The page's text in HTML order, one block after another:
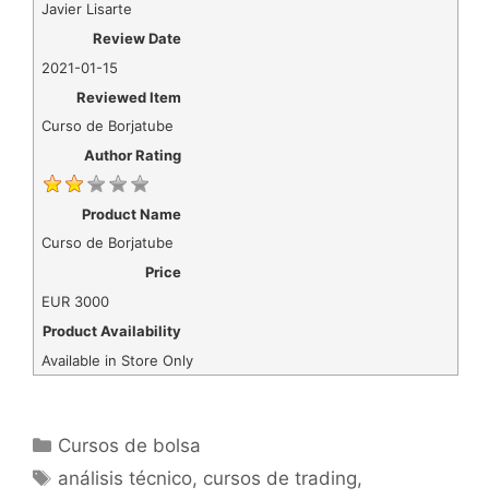
Javier Lisarte
Review Date
2021-01-15
Reviewed Item
Curso de Borjatube
Author Rating
Product Name
Curso de Borjatube
Price
EUR3000
Product Availability
Available in Store Only
Categorías
Cursos de bolsa
Etiquetas
análisis técnico, cursos de trading,